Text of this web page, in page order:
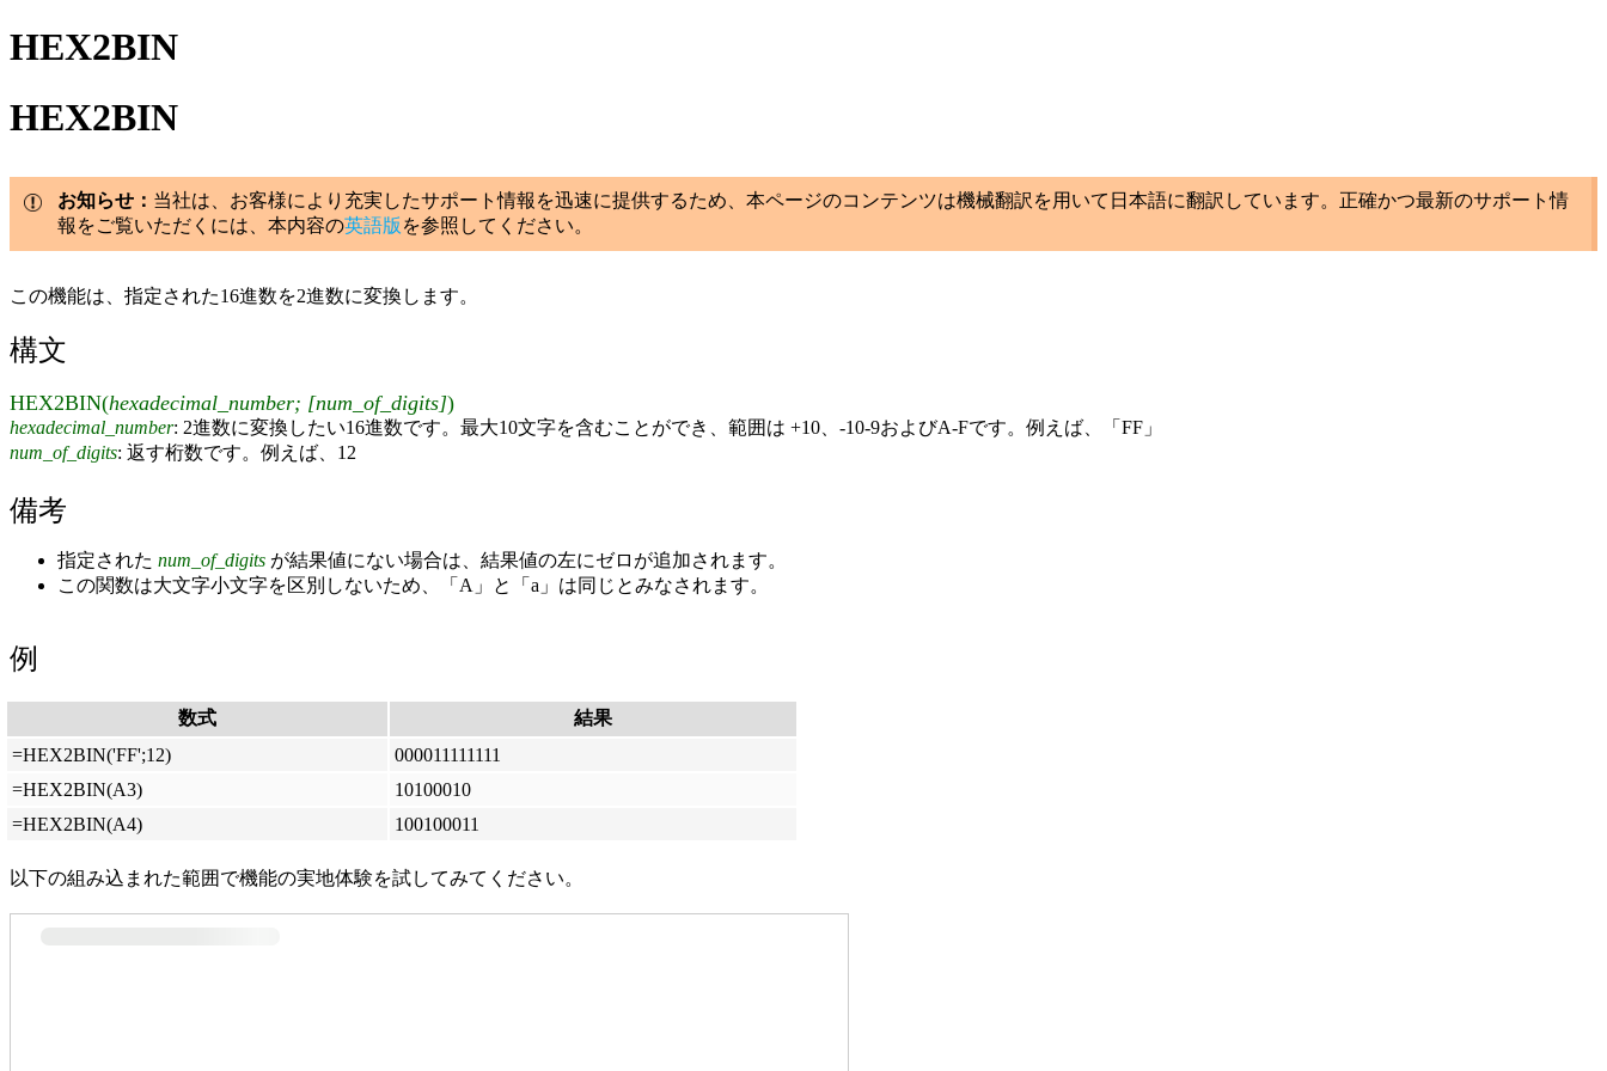
HEX2BIN
HEX2BIN
お知らせ： 当社は、お客様により充実したサポート情報を迅速に提供するため、本ページのコンテンツは機械翻訳を用いて日本語に翻訳しています。正確かつ最新のサポート情
報をご覧いただくには、本内容の英語版 を参照してください。
この機能は、指定された16進数を2進数に変換します。
構文
HEX2BIN(hexadecimal_number; [num_of_digits])
hexadecimal_number: 2進数に変換したい16進数です。最大10文字を含むことができ、範囲は +10、-10-9およびA-Fです。例えば、「FF」
num_of_digits: 返す桁数です。例えば、12
備考
指定された num_of_digits が結果値にない場合は、結果値の左にゼロが追加されます。
この関数は大文字小文字を区別しないため、「A」と「a」は同じとみなされます。
例
数式
結果
=HEX2BIN('FF';12)
000011111111
=HEX2BIN(A3)
10100010
=HEX2BIN(A4)
100100011
以下の組み込まれた範囲で機能の実地体験を試してみてください。